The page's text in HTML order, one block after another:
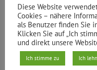
der Erwerbslosen
Euro-Jobs das
diejenigen, die
die geringsten
Diese Website
Cookies – nähere
als Benutzer finden Sie
Klicken Sie auf „Ich
und direkt unsere
Ich stimme zu Ich